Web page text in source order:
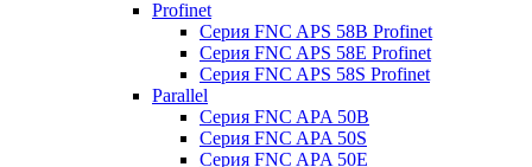
Profinet
Серия FNC APS 58B Profinet
Серия FNC APS 58E Profinet
Серия FNC APS 58S Profinet
Parallel
Серия FNC APA 50B
Серия FNC APA 50S
Серия FNC APA 50E